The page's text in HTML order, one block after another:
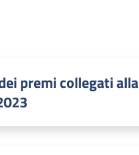
premi collegati alla